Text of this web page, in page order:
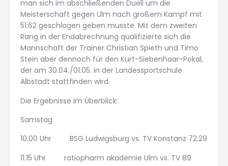
man sich im abschließenden Duell um die
Meisterschaft gegen Ulm nach großem Kampf mit
51:62 geschlagen geben musste. Mit dem zweiten
Rang in der Endabrechnung qualifizierte sich die
Mannschaft der Trainer Christian Spieth und Timo
Stein aber dennoch für den Kurt-Siebenhaar-Pokal,
der am 30.04./01.05. in der Landessportschule
Albstadt stattfinden wird.
Die Ergebnisse im Überblick:
Samstag
10.00 Uhr BSG Ludwigsburg vs. TV Konstanz 72:29
11.15 Uhr ratiopharm akademie Ulm vs. TV 89